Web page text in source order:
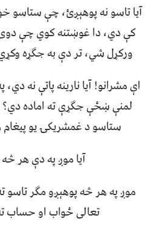
آیا تاسو نه پوهېږئ، چې ستاسو
کې دي، دا غوښتنه کوي چې
ورکړل شي، تر دې به جګړه
اې مشرانو! آیا نارینه پاتې نه
لمنې ښځې جګړې ته اماده دي؟
ستاسو د غمشريکۍ یو
آیا موږ په دې هر
موږ په هر څه پوهېږو مګر تاسو
تعالی ځواب او حساب